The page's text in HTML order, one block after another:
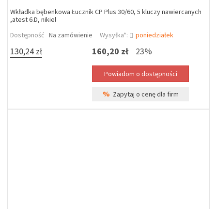
Wkładka bębenkowa Łucznik CP Plus 30/60, 5 kluczy nawiercanych
,atest 6.D, nikiel
Dostępność Na zamówienie Wysyłka*: poniedziałek
130,24 zł 160,20 zł 23%
% Zapytaj o cenę dla firm